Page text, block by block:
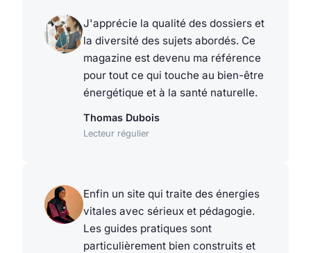
J'apprécie la qualité des dossiers et
la diversité des sujets abordés. Ce
magazine est devenu ma référence
pour tout ce qui touche au bien-être
énergétique et à la santé naturelle.
Thomas Dubois
Lecteur régulier
Enfin un site qui traite des énergies
vitales avec sérieux et pédagogie.
Les guides pratiques sont
particulièrement bien construits et